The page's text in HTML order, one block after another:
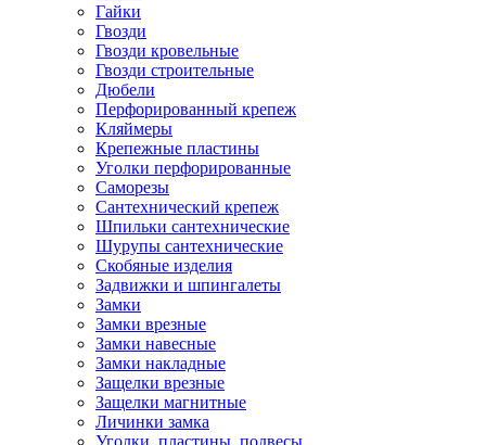
Гайки
Гвозди
Гвозди кровельные
Гвозди строительные
Дюбели
Перфорированный крепеж
Кляймеры
Крепежные пластины
Уголки перфорированные
Саморезы
Сантехнический крепеж
Шпильки сантехнические
Шурупы сантехнические
Скобяные изделия
Задвижки и шпингалеты
Замки
Замки врезные
Замки навесные
Замки накладные
Защелки врезные
Защелки магнитные
Личинки замка
Уголки, пластины, подвесы